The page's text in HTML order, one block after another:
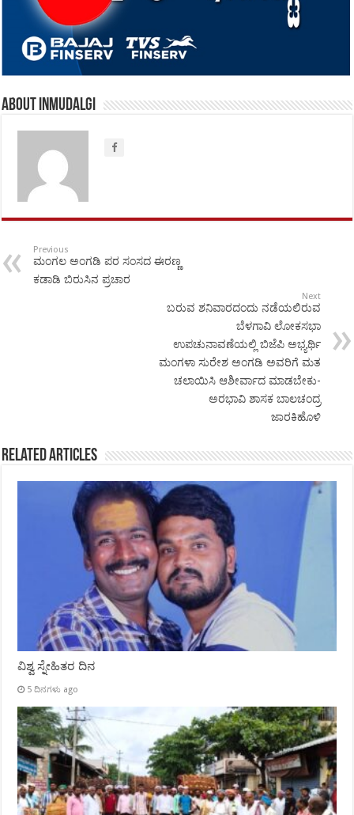
About inmudalgi
Previous
ಮಂಗಲ ಅಂಗಡಿ ಪರ ಸಂಸದ ಈರಣ್ಣ
ಕಡಾಡಿ ಬಿರುಸಿನ ಪ್ರಚಾರ
Next
ಬರುವ ಶನಿವಾರದಂದು ನಡೆಯಲಿರುವ
ಬೆಳಗಾವಿ ಲೋಕಸಭಾ
ಉಪಚುನಾವಣೆಯಲ್ಲಿ ಬಿಜೆಪಿ ಅಭ್ಯರ್ಥಿ
ಮಂಗಳಾ ಸುರೇಶ ಅಂಗಡಿ ಅವರಿಗೆ ಮತ
ಚಲಾಯಿಸಿ ಆಶೀರ್ವಾದ ಮಾಡಬೇಕು-
ಅರಭಾವಿ ಶಾಸಕ ಬಾಲಚಂದ್ರ
ಜಾರಕಿಹೊಳಿ
Related Articles
ವಿಶ್ವ ಸ್ನೇಹಿತರ ದಿನ
5 ದಿನಗಳು ago